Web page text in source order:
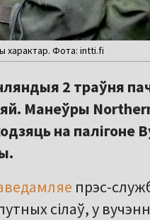
характар. Фота: intti.fi
2 траўня
Манеўры
на палігоне
прэс-
сілаў, у